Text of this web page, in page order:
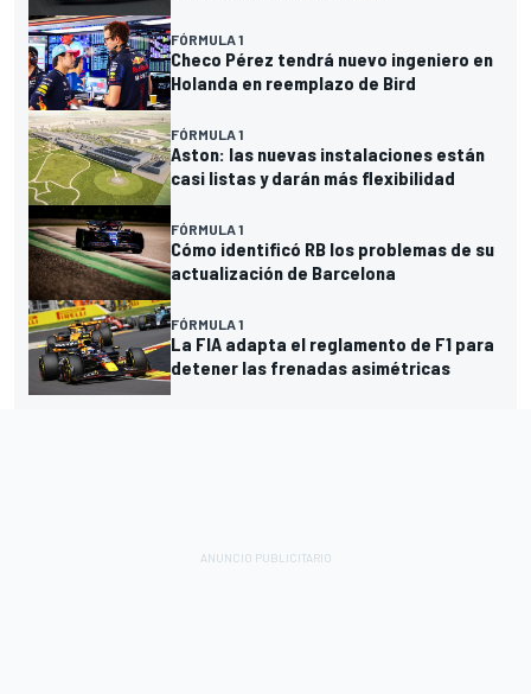
FÓRMULA 1
Checo Pérez tendrá nuevo ingeniero en
Holanda en reemplazo de Bird
FÓRMULA 1
Aston: las nuevas instalaciones están
casi listas y darán más flexibilidad
FÓRMULA 1
Cómo identificó RB los problemas de su
actualización de Barcelona
FÓRMULA 1
La FIA adapta el reglamento de F1 para
detener las frenadas asimétricas